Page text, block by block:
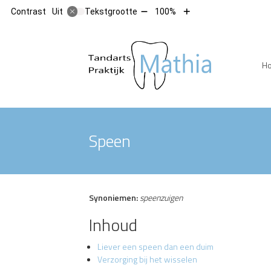
Contrast Uit Tekstgrootte Tekst
10%
100%
Tekst
Speen
Synoniemen:speenzuigen
Inhoud
Liever een speen dan een duim
Verzorging bij het wisselen